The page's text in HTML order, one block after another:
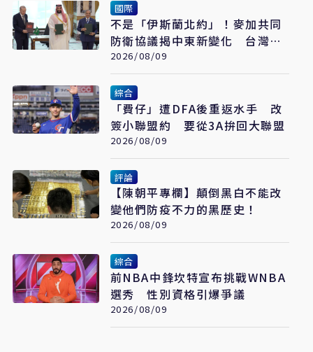
國際
不是「伊斯蘭北約」！麥加共同
防衛協議揭中東新變化 台灣該
看懂「多層次安全」
2026/08/09
綜合
「費仔」遭DFA後重返水手 改
簽小聯盟約 要從3A拚回大聯盟
2026/08/09
評論
【陳朝平專欄】顛倒黑白不能改
變他們防疫不力的黑歷史！
2026/08/09
綜合
前NBA中鋒坎特宣布挑戰WNBA
選秀 性別資格引爆爭議
2026/08/09